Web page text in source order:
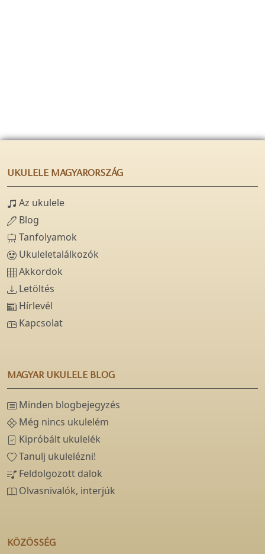
UKULELE MAGYARORSZÁG
Az ukulele
Blog
Tanfolyamok
Ukuleletalálkozók
Akkordok
Letöltés
Hírlevél
Kapcsolat
MAGYAR UKULELE BLOG
Minden blogbejegyzés
Még nincs ukulelém
Kipróbált ukulelék
Tanulj ukulelézni!
Feldolgozott dalok
Olvasnivalók, interjúk
KÖZÖSSÉG